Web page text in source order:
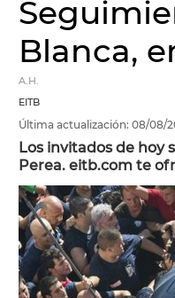
Blanca,
A.H.
EITB
Última actualización: 08/08/
Los invitados de hoy
Perea. eitb.com te